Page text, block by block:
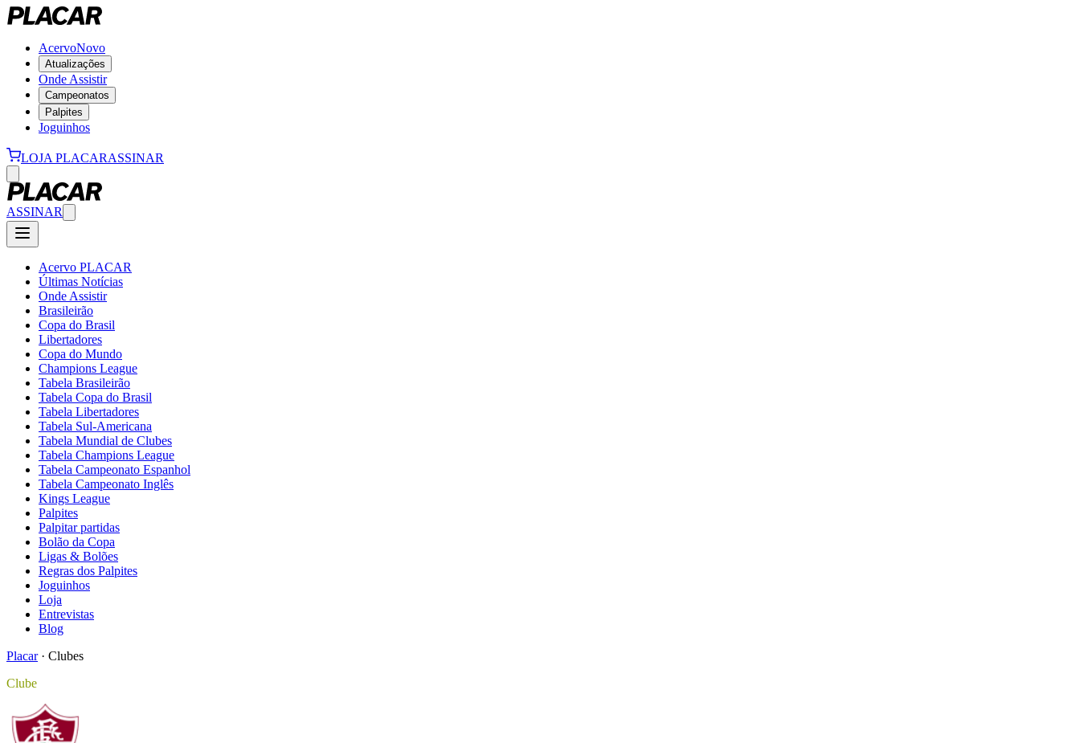
AcervoNovo
Atualizações
Onde Assistir
Campeonatos
Palpites
Joguinhos
LOJA PLACARASSINAR
ASSINAR
Acervo PLACAR
Últimas Notícias
Onde Assistir
Brasileirão
Copa do Brasil
Libertadores
Copa do Mundo
Champions League
Tabela Brasileirão
Tabela Copa do Brasil
Tabela Libertadores
Tabela Sul-Americana
Tabela Mundial de Clubes
Tabela Champions League
Tabela Campeonato Espanhol
Tabela Campeonato Inglês
Kings League
Palpites
Palpitar partidas
Bolão da Copa
Ligas & Bolões
Regras dos Palpites
Joguinhos
Loja
Entrevistas
Blog
Placar · Clubes
Clube